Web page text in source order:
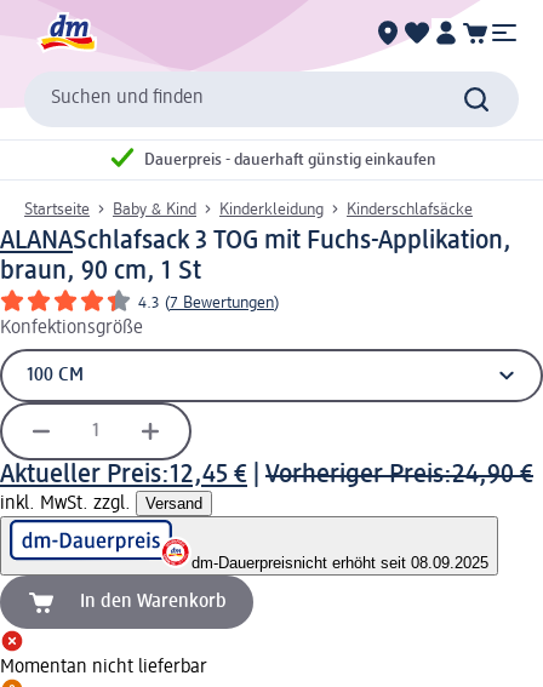
Suchen und finden
Dauerpreis - dauerhaft günstig einkaufen
Startseite Baby & Kind Kinderkleidung Kinderschlafsäcke
ALANASchlafsack 3 TOG mit Fuchs-Applikation,
braun, 90 cm, 1 St
4.3 (7 Bewertungen)
Konfektionsgröße
Aktueller Preis:12,45 € Vorheriger Preis:24,90 €
inkl. MwSt. zzgl. Versand
dm-Dauerpreisnicht erhöht seit 08.09.2025
In den Warenkorb
Momentan nicht lieferbar